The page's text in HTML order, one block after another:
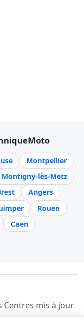
Montpellier
Montigny-lès-Metz
Angers
Rouen
Caen
Centres mis à jour